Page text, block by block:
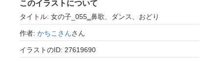
このイラストについて
タイトル: 女の子_055‗鼻歌、ダンス、おどり
作者: かちこさんさん
イラストのID: 27619690